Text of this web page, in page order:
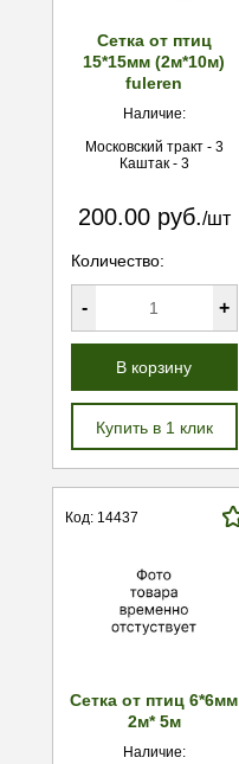
Сетка от птиц
15*15мм (2м*10м)
fuleren
Наличие:
Московский тракт - 3
Каштак - 3
200.00 руб./шт
Количество:
- +
В корзину
Купить в 1 клик
Код: 14437
Сетка от птиц 6*6мм
2м* 5м
Наличие: